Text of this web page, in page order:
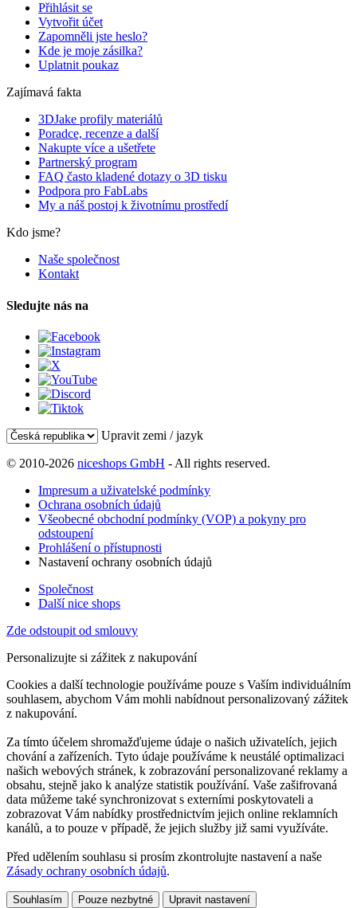
Přihlásit se
Vytvořit účet
Zapomněli jste heslo?
Kde je moje zásilka?
Uplatnit poukaz
Zajímavá fakta
3DJake profily materiálů
Poradce, recenze a další
Nakupte více a ušetřete
Partnerský program
FAQ často kladené dotazy o 3D tisku
Podpora pro FabLabs
My a náš postoj k životnímu prostředí
Kdo jsme?
Naše společnost
Kontakt
Sledujte nás na
Upravit zemi / jazyk
© 2010-2026 niceshops GmbH - All rights reserved.
Impresum a uživatelské podmínky
Ochrana osobních údajů
Všeobecné obchodní podmínky (VOP) a pokyny pro
odstoupení
Prohlášení o přístupnosti
Nastavení ochrany osobních údajů
Společnost
Další nice shops
Zde odstoupit od smlouvy
Personalizujte si zážitek z nakupování
Cookies a další technologie používáme pouze s Vaším individuálním
souhlasem, abychom Vám mohli nabídnout personalizovaný zážitek
z nakupování.
Za tímto účelem shromažďujeme údaje o našich uživatelích, jejich
chování a zařízeních. Tyto údaje používáme k neustálé optimalizaci
našich webových stránek, k zobrazování personalizované reklamy a
obsahu, stejně jako k analýze statistik používání. Vaše zašifrovaná
data můžeme také synchronizovat s externími poskytovateli a
zobrazovat Vám nabídky prostřednictvím jejich online reklamních
kanálů, a to pouze v případě, že jejich služby již sami využíváte.
Před udělením souhlasu si prosím zkontrolujte nastavení a naše
Zásady ochrany osobních údajů.
Souhlasím Pouze nezbytné Upravit nastavení